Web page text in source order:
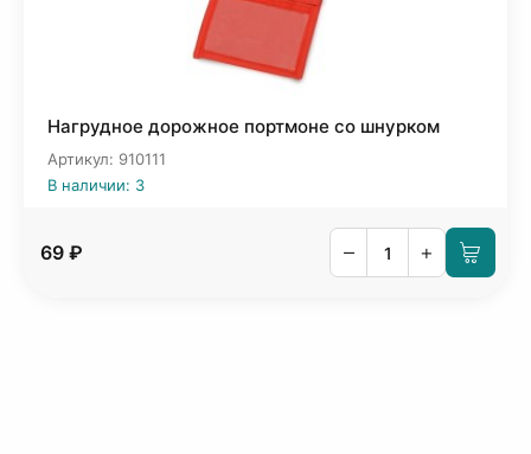
Нагрудное дорожное портмоне со шнурком
Артикул: 910111
В наличии: 3
69 ₽ – +